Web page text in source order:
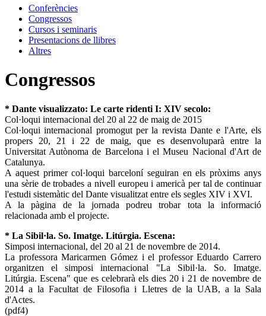
Conferències
Congressos
Cursos i seminaris
Presentacions de llibres
Altres
Congressos
* Dante visualizzato: Le carte ridenti I: XIV secolo:
Col·loqui internacional del 20 al 22 de maig de 2015
Col·loqui internacional promogut per la revista Dante e l'Arte, els
propers 20, 21 i 22 de maig, que es desenvoluparà entre la
Universitat Autònoma de Barcelona i el Museu Nacional d'Art de
Catalunya.
A aquest primer col·loqui barceloní seguiran en els pròxims anys
una sèrie de trobades a nivell europeu i americà per tal de continuar
l'estudi sistemàtic del Dante visualitzat entre els segles XIV i XVI.
A la pàgina de la jornada podreu trobar tota la informació
relacionada amb el projecte.
* La Sibil·la. So. Imatge. Litúrgia. Escena:
Simposi internacional, del 20 al 21 de novembre de 2014.
La professora Maricarmen Gómez i el professor Eduardo Carrero
organitzen el simposi internacional "La Sibil·la. So. Imatge.
Litúrgia. Escena" que es celebrarà els dies 20 i 21 de novembre de
2014 a la Facultat de Filosofia i Lletres de la UAB, a la Sala
d'Actes.
(pdf4)